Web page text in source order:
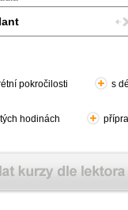
pokročilosti s
hodinách